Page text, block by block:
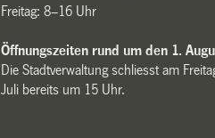
Freitag: 8–16 Uhr
Öffnungszeiten rund um den 1.
Die Stadtverwaltung schliesst am
Juli bereits um 15 Uhr.